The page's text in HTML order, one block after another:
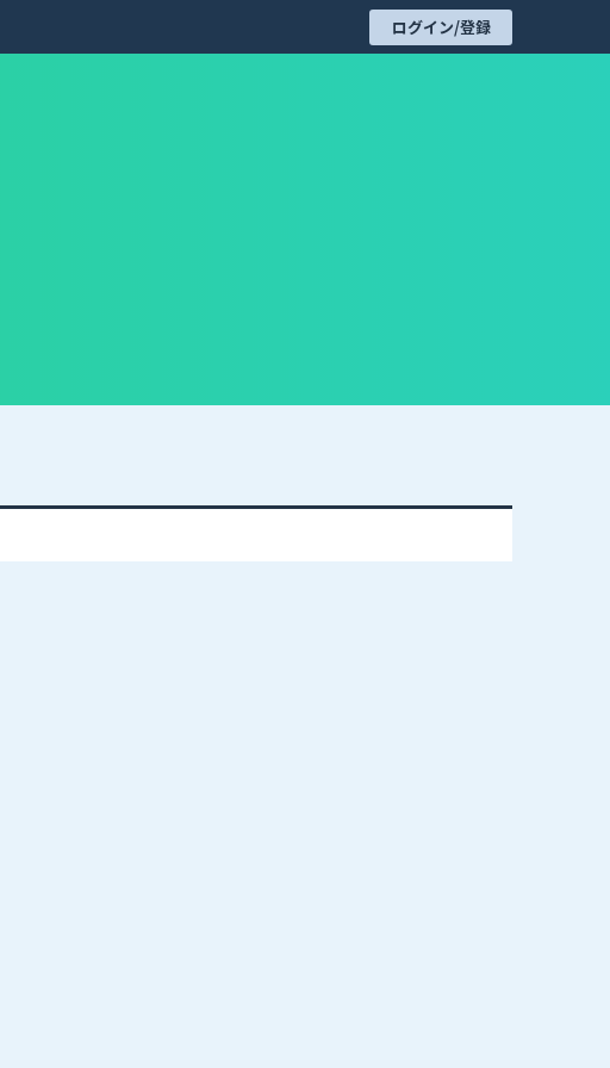
ログイン/登録